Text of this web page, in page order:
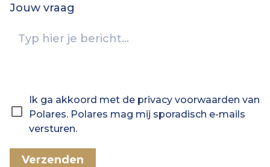
Jouw vraag
Ik ga akkoord met de privacy voorwaarden van
Polares. Polares mag mij sporadisch e-mails
versturen.
Verzenden